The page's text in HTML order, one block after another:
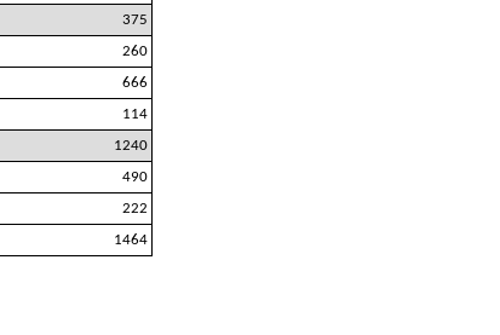
375
260
666
114
1240
490
222
1464